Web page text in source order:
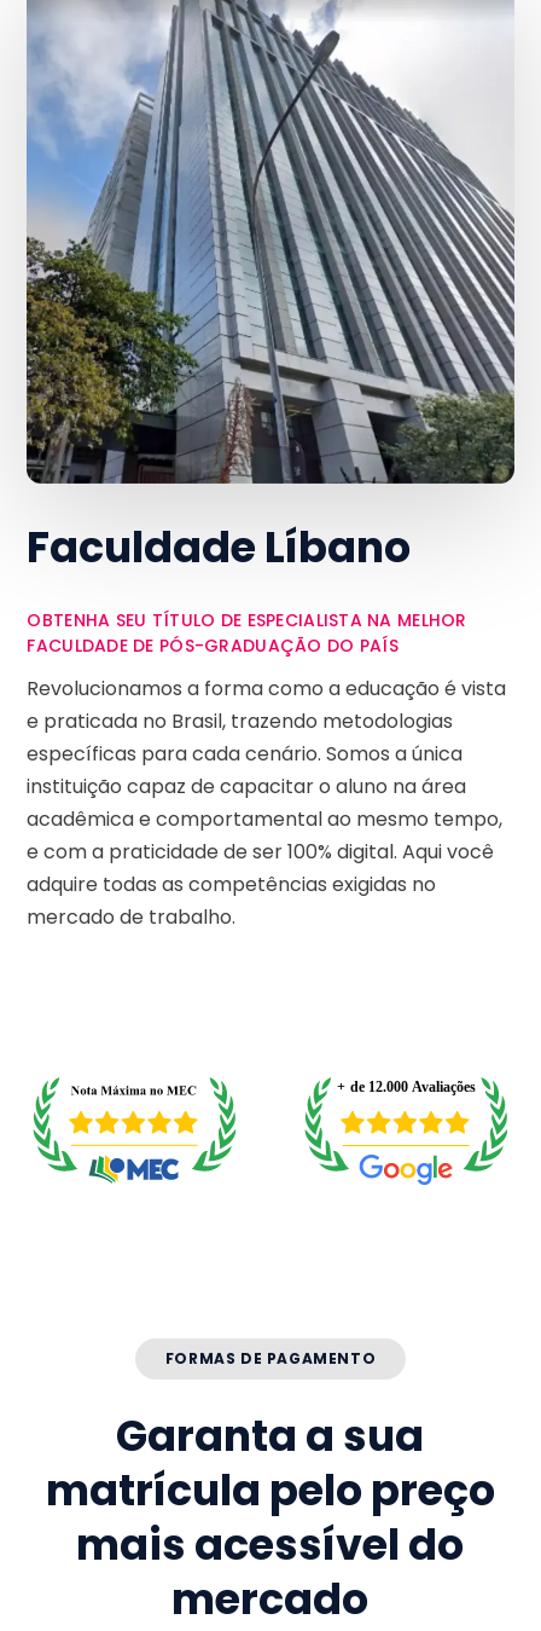
Faculdade Líbano
OBTENHA SEU TÍTULO DE ESPECIALISTA NA MELHOR
FACULDADE DE PÓS-GRADUAÇÃO DO PAÍS
Revolucionamos a forma como a educação é vista
e praticada no Brasil, trazendo metodologias
específicas para cada cenário. Somos a única
instituição capaz de capacitar o aluno na área
acadêmica e comportamental ao mesmo tempo,
e com a praticidade de ser 100% digital. Aqui você
adquire todas as competências exigidas no
mercado de trabalho.
FORMAS DE PAGAMENTO
Garanta a sua
matrícula pelo preço
mais acessível do
mercado